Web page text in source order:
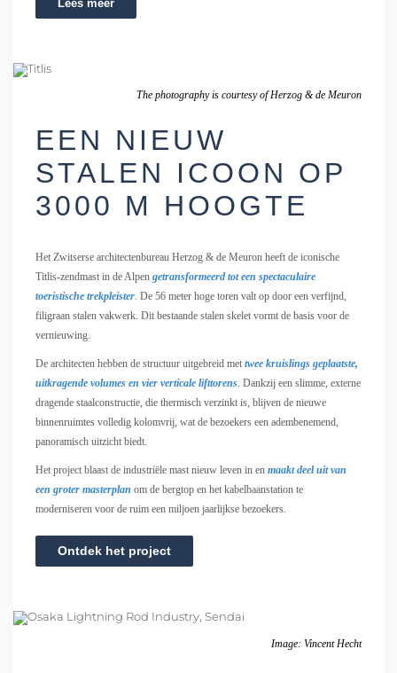
Lees meer
The photography is courtesy of Herzog & de Meuron
EEN NIEUW
STALEN ICOON OP
3000 M HOOGTE
Het Zwitserse architectenbureau Herzog & de Meuron heeft de iconische
Titlis-zendmast in de Alpen getransformeerd tot een spectaculaire
toeristische trekpleister. De 56 meter hoge toren valt op door een verfijnd,
filigraan stalen vakwerk. Dit bestaande stalen skelet vormt de basis voor de
vernieuwing.
De architecten hebben de structuur uitgebreid met twee kruislings geplaatste,
uitkragende volumes en vier verticale lifttorens. Dankzij een slimme, externe
dragende staalconstructie, die thermisch verzinkt is, blijven de nieuwe
binnenruimtes volledig kolomvrij, wat de bezoekers een adembenemend,
panoramisch uitzicht biedt.
Het project blaast de industriële mast nieuw leven in en maakt deel uit van
een groter masterplan om de bergtop en het kabelbaanstation te
moderniseren voor de ruim een miljoen jaarlijkse bezoekers.
Ontdek het project
Image: Vincent Hecht